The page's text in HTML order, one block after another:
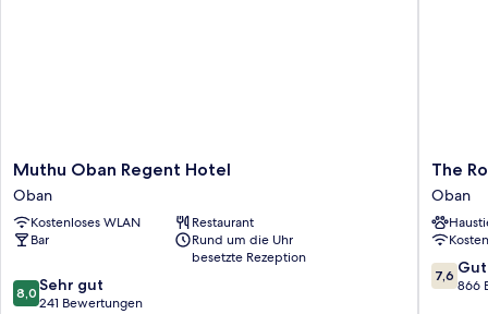
Muthu
Oban
Regent
Hotel
Oban
Muthu Oban Regent Hotel
Oban
Kostenloses WLAN
Restaurant
Bar
Rund um die Uhr
besetzte Rezeption
8.0
von
8,0 Sehr gut
241 Bewertungen
The
Royal
Hotel
Oban
The
Oban
7.6
von
7,6 Gut
866